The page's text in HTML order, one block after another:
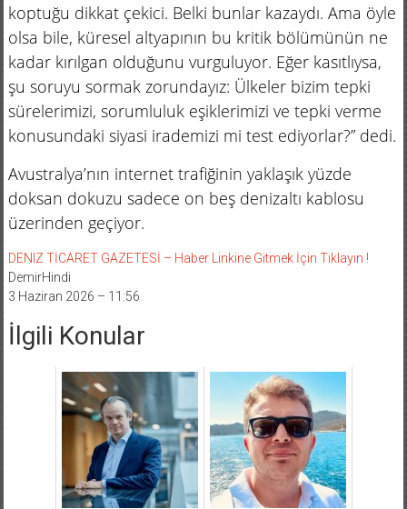
koptuğu dikkat çekici. Belki bunlar kazaydı. Ama öyle
olsa bile, küresel altyapının bu kritik bölümünün ne
kadar kırılgan olduğunu vurguluyor. Eğer kasıtlıysa,
şu soruyu sormak zorundayız: Ülkeler bizim tepki
sürelerimizi, sorumluluk eşiklerimizi ve tepki verme
konusundaki siyasi irademizi mi test ediyorlar?” dedi.
Avustralya’nın internet trafiğinin yaklaşık yüzde
doksan dokuzu sadece on beş denizaltı kablosu
üzerinden geçiyor.
DENIZ TİCARET GAZETESİ – Haber Linkine Gitmek İçin Tıklayın !
DemirHindi
3 Haziran 2026 – 11:56
İlgili Konular